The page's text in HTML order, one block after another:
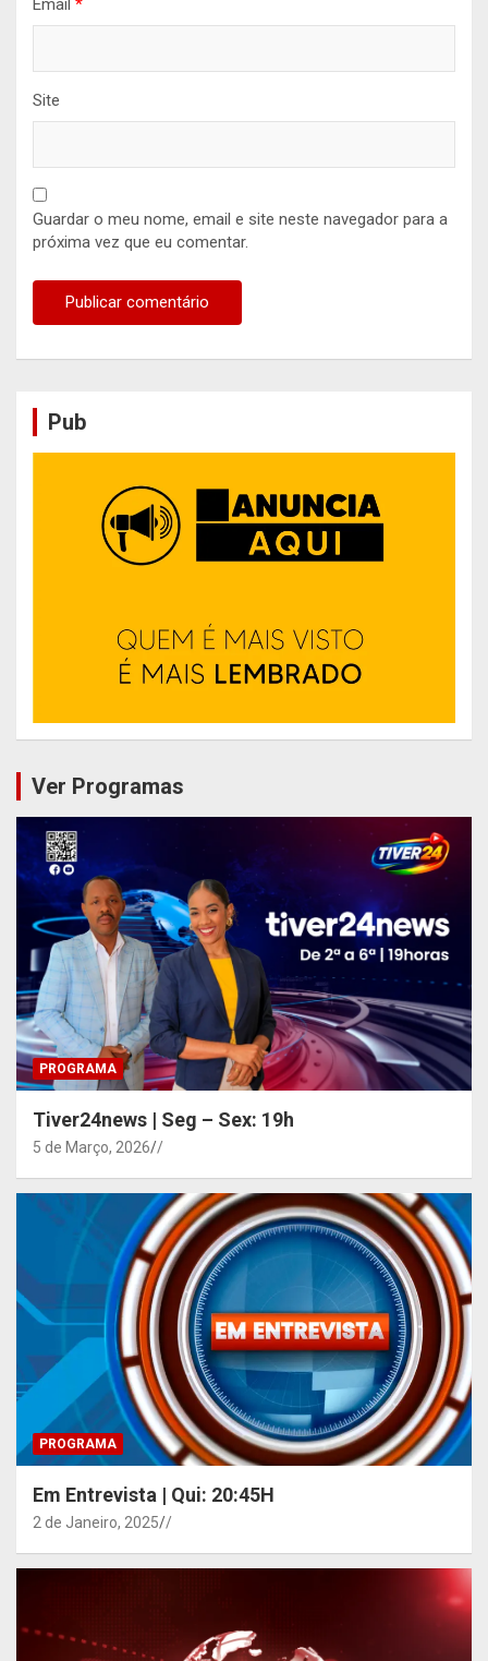
Email *
Site
Guardar o meu nome, email e site neste navegador para a
próxima vez que eu comentar.
Pub
Ver Programas
PROGRAMA
Tiver24news | Seg – Sex: 19h
5 de Março, 2026 /
PROGRAMA
Em Entrevista | Qui: 20:45H
2 de Janeiro, 2025 /